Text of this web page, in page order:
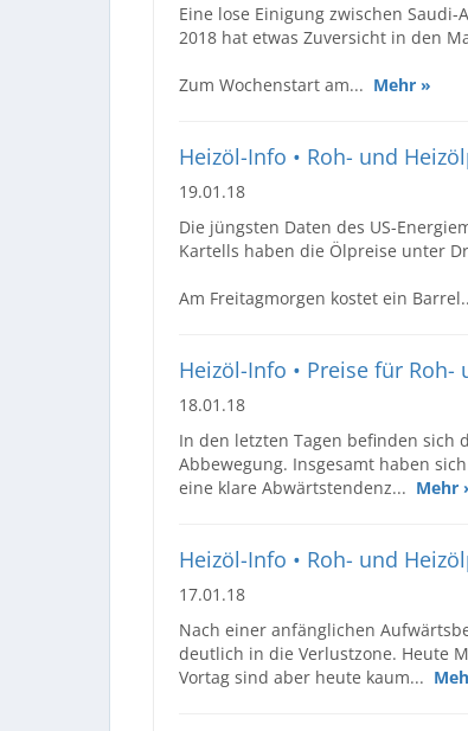
Eine lose Einigung zwischen
2018 hat etwas Zuversicht in den
Zum Wochenstart am... Mehr »
Heizöl-Info • Roh- und
19.01.18
Die jüngsten Daten des US-
Kartells haben die Ölpreise unter
Am Freitagmorgen kostet ein
Heizöl-Info • Preise für
18.01.18
In den letzten Tagen befinden sich
Abbewegung. Insgesamt haben
eine klare Abwärtstendenz... Mehr
Heizöl-Info • Roh- und
17.01.18
Nach einer anfänglichen
deutlich in die Verlustzone. Heute
Vortag sind aber heute kaum...